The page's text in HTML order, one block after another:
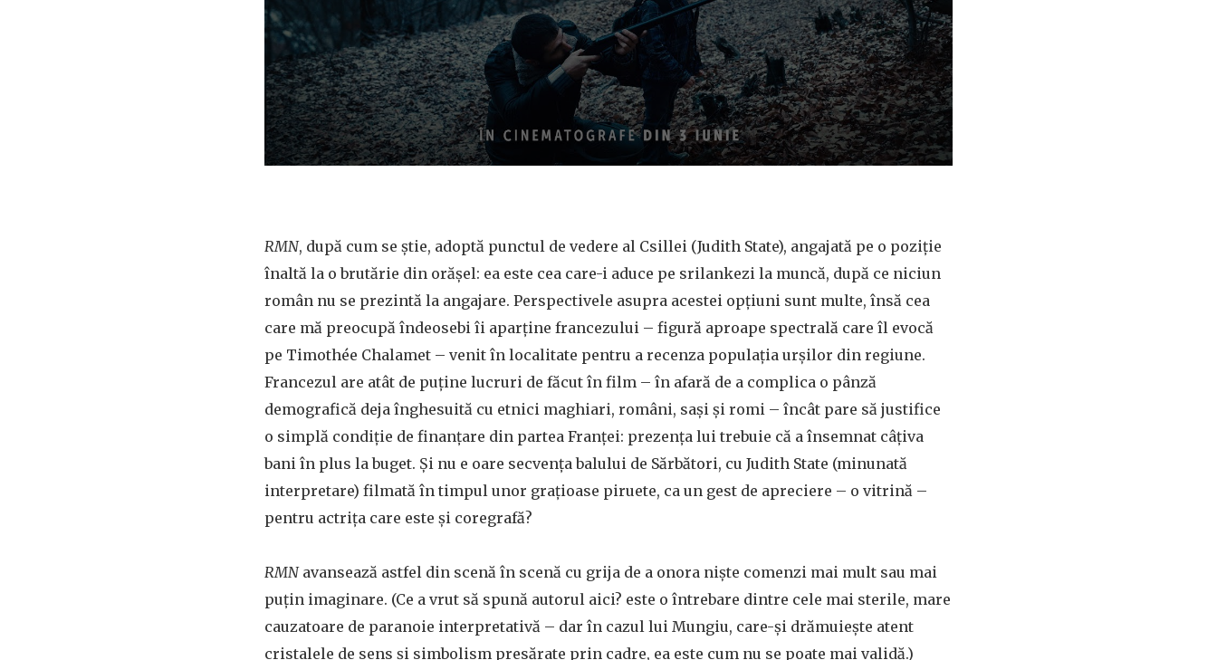
RMN, după cum se știe, adoptă punctul de vedere al Csillei (Judith State), angajată pe o poziție
înaltă la o brutărie din orășel: ea este cea care-i aduce pe srilankezi la muncă, după ce niciun
român nu se prezintă la angajare. Perspectivele asupra acestei opțiuni sunt multe, însă cea
care mă preocupă îndeosebi îi aparține francezului – figură aproape spectrală care îl evocă
pe Timothée Chalamet – venit în localitate pentru a recenza populația urșilor din regiune.
Francezul are atât de puține lucruri de făcut în film – în afară de a complica o pânză
demografică deja înghesuită cu etnici maghiari, români, sași și romi – încât pare să justifice
o simplă condiție de finanțare din partea Franței: prezența lui trebuie că a însemnat câțiva
bani în plus la buget. Și nu e oare secvența balului de Sărbători, cu Judith State (minunată
interpretare) filmată în timpul unor grațioase piruete, ca un gest de apreciere – o vitrină –
pentru actrița care este și coregrafă?
RMNavansează astfel din scenă în scenă cu grija de a onora niște comenzi mai mult sau mai
puțin imaginare. (Ce a vrut să spună autorul aici? este o întrebare dintre cele mai sterile, mare
cauzatoare de paranoie interpretativă – dar în cazul lui Mungiu, care-și drămuiește atent
cristalele de sens și simbolism presărate prin cadre, ea este cum nu se poate mai validă.)